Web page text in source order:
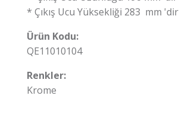
* Çıkış Ucu Yüksekliği 283 mm 'dir
Ürün Kodu:
QE11010104
Renkler:
Krome